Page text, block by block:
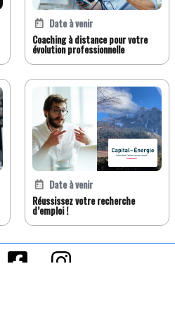
Date à venir
Coaching à distance pour votre
évolution professionnelle
Date à venir
Réussissez votre recherche
d’emploi !